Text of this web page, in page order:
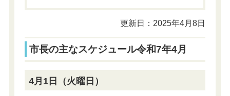
更新日：2025年4月8日
市長の主なスケジュール令和7年4月
4月1日（火曜日）